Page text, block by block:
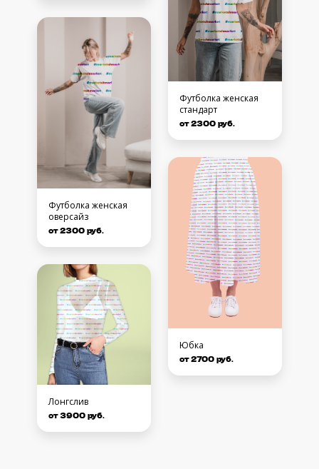
Футболка женская
оверсайз
от 2300 руб.
Лонгслив
от 3900 руб.
Футболка женская
стандарт
от 2300 руб.
Юбка
от 2700 руб.